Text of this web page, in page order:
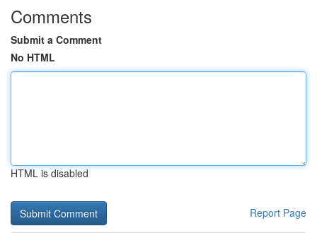
Comments
Submit a Comment
No HTML
HTML is disabled
Report Page